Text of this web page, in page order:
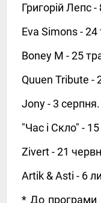
Григорій Лепс
Eva Simons - 24
Boney M - 25
Quuen Tribute -
Jony - 3 серпня.
"Час і Скло" -
Zivert - 21
Artik & Asti - 6
* До програми